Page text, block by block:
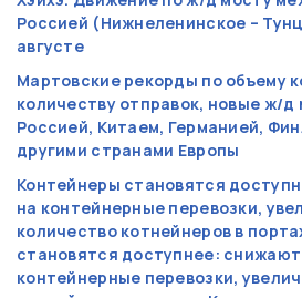
Россией (Нижнеленинское –
августе
Мартовские рекорды по объему
количеству отправок, новые ж/
Россией, Китаем, Германией,
другими странами Европы
Контейнеры становятся
на контейнерные перевозки,
количество котнейнеров в
становятся доступнее:
контейнерные перевозки,